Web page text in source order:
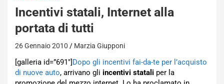
Incentivi statali, Internet alla
portata di tutti
26 Gennaio 2010 Marzia Giupponi
[galleria id=”691″]Dopo gli incentivi fai-da-te per l’acquisto
di nuove auto, arrivano gli incentivi statali per la